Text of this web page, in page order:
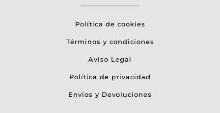
Política de cookies
Términos y condiciones
Aviso Legal
Política de privacidad
Envíos y Devoluciones